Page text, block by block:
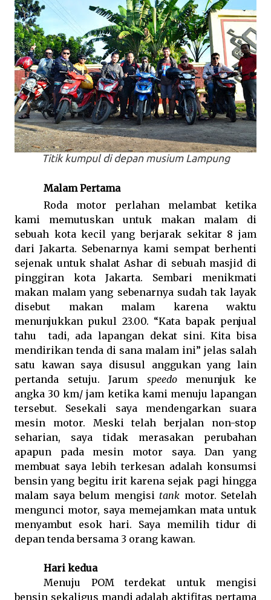
Titik kumpul di depan musium Lampung
Malam Pertama
Roda motor perlahan melambat ketika
kami memutuskan untuk makan malam di
sebuah kota kecil yang berjarak sekitar 8 jam
dari Jakarta. Sebenarnya kami sempat berhenti
sejenak untuk shalat Ashar di sebuah masjid di
pinggiran kota Jakarta. Sembari menikmati
makan malam yang sebenarnya sudah tak layak
disebut makan malam karena waktu
menunjukkan pukul 23.00. “Kata bapak penjual
tahu
tadi, ada lapangan dekat sini. Kita bisa
mendirikan tenda di sana malam ini” jelas salah
satu kawan saya disusul anggukan yang lain
pertanda setuju. Jarum speedomenunjuk ke
angka 30 km/ jam ketika kami menuju lapangan
tersebut. Sesekali saya mendengarkan suara
mesin motor. Meski telah berjalan non-stop
seharian, saya tidak merasakan perubahan
apapun pada mesin motor saya. Dan yang
membuat saya lebih terkesan adalah konsumsi
bensin yang begitu irit karena sejak pagi hingga
malam saya belum mengisi tank motor. Setelah
mengunci motor, saya memejamkan mata untuk
menyambut esok hari. Saya memilih tidur di
depan tenda bersama 3 orang kawan.
Hari kedua
Menuju POM terdekat untuk mengisi
bensin sekaligus mandi adalah aktifitas pertama